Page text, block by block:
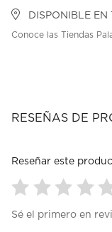
DISPONIBLE EN
Conoce las Tiendas
RESEÑAS DE
Reseñar este
paraparaparapara
Sé el primero en